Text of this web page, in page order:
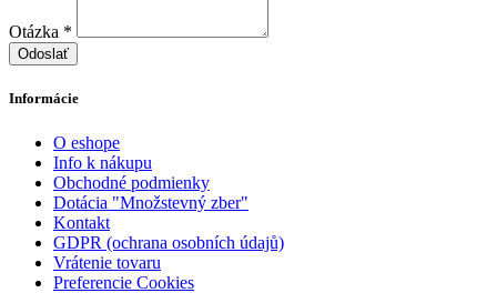
Otázka *
Odoslať
Informácie
O eshope
Info k nákupu
Obchodné podmienky
Dotácia "Množstevný zber"
Kontakt
GDPR (ochrana osobních údajů)
Vrátenie tovaru
Preferencie Cookies